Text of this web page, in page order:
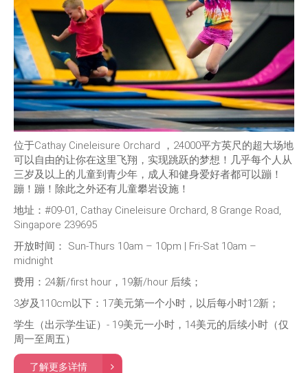
位于Cathay Cineleisure Orchard ，24000平方英尺的超大场地
可以自由的让你在这里飞翔，实现跳跃的梦想！几乎每个人从
三岁及以上的儿童到青少年，成人和健身爱好者都可以蹦！
蹦！蹦！除此之外还有儿童攀岩设施！
地址：#09-01, Cathay Cineleisure Orchard, 8 Grange Road,
Singapore 239695
开放时间：
Sun-Thurs 10am – 10pm | Fri-Sat 10am –
midnight
费用：24新/first hour，19新/hour 后续；
3岁及110cm以下：17美元第一个小时，以后每小时12新；
学生（出示学生证）- 19美元一小时，14美元的后续小时（仅
周一至周五）
了解更多详情